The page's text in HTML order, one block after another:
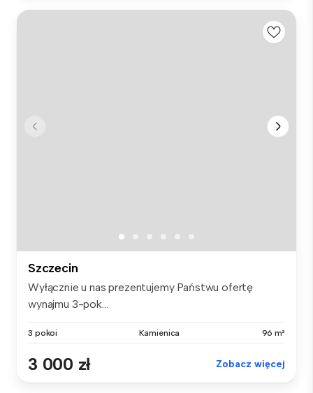
Szczecin
Wyłącznie u nas prezentujemy Państwu ofertę
wynajmu 3-pok...
3 pokoi Kamienica 96 m²
3 000 zł Zobacz więcej